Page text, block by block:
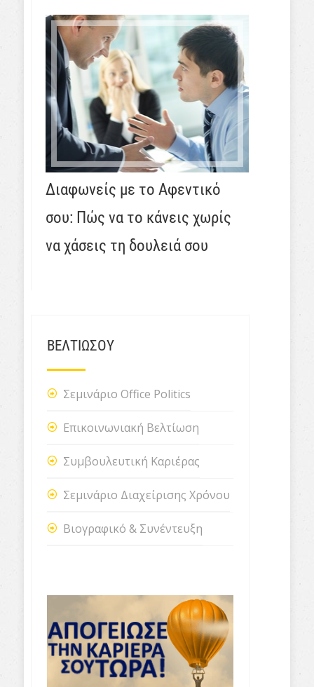
Διαφωνείς με το Αφεντικό
σου: Πώς να το κάνεις χωρίς
να χάσεις τη δουλειά σου
ΒΕΛΤΙΩΣΟΥ
Σεμινάριο Office Politics
Επικοινωνιακή Βελτίωση
Συμβουλευτική Καριέρας
Σεμινάριο Διαχείρισης Χρόνου
Βιογραφικό & Συνέντευξη